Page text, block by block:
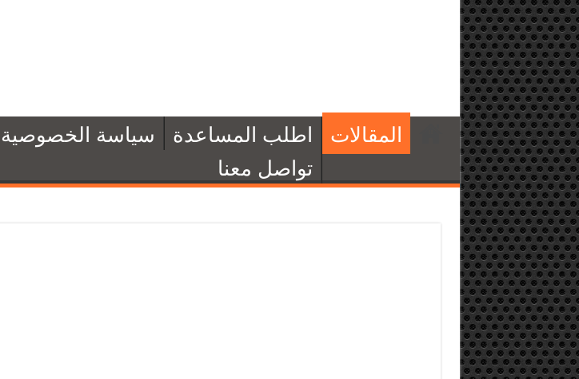
المقالات اطلب المساعدة سياسة الخصوصية
تواصل معنا